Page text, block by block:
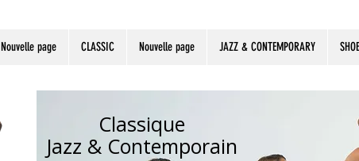
Nouvelle page CLASSIC Nouvelle page JAZZ & CONTEMPORARY
Classique
Jazz & Contemporain